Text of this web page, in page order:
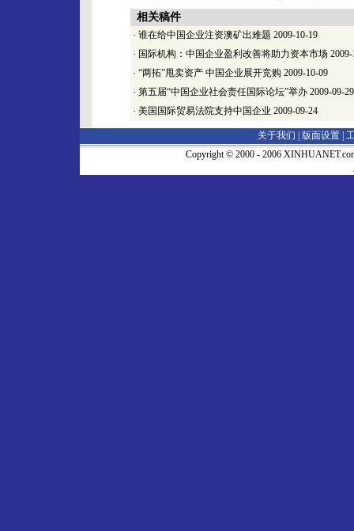
相关稿件
· 谁在给中国企业注资澳矿出难题 2009-10-19
· 国际机构：中国企业盈利改善将助力资本市场
· “两拓”甩卖资产 中国企业展开竞购 2009-10-09
· 第五届“中国企业社会责任国际论坛”举办 2009-09-29
· 美国国际贸易法院支持中国企业 2009-09-24
关于我们 | 版面设置
Copyright © 2000 - 2006